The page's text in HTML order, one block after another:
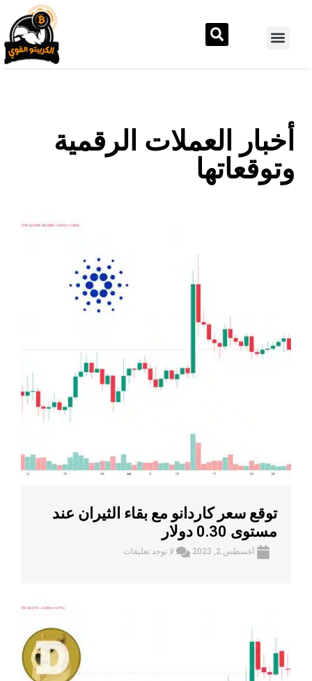
أخبار العملات الرقمية
وتوقعاتها
توقع سعر كاردانو مع بقاء الثيران عند
مستوى 0.30 دولار
أغسطس 2, 2023 لا توجد تعليقات